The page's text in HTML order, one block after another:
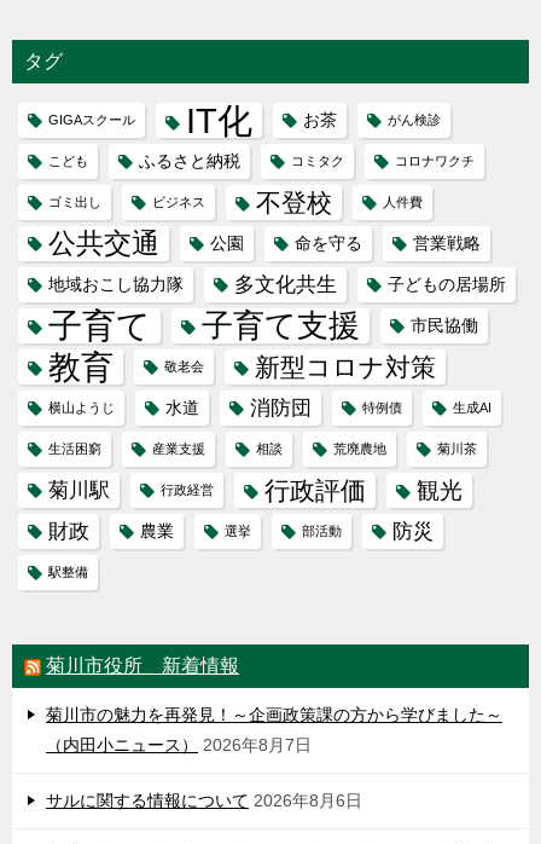
タグ
GIGAスクール IT化 お茶 がん検診
こども ふるさと納税 コミタク コロナワクチ
ゴミ出し ビジネス 不登校 人件費
公共交通 公園 命を守る 営業戦略
地域おこし協力隊 多文化共生 子どもの居場所
子育て 子育て支援 市民協働
教育 敬老会 新型コロナ対策
横山ようじ 水道 消防団 特例債 生成AI
生活困窮 産業支援 相談 荒廃農地 菊川茶
菊川駅 行政経営 行政評価 観光
財政 農業 選挙 部活動 防災
駅整備
菊川市役所 新着情報
菊川市の魅力を再発見！～企画政策課の方から学びました～
（内田小ニュース）
2026年8月7日
サルに関する情報について 2026年8月6日